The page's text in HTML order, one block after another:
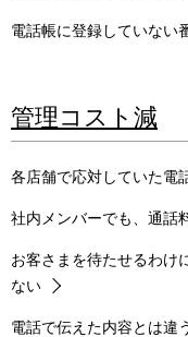
電話帳に登録していない
管理コスト減
各店舗で応対していた電
社内メンバーでも、通話
お客さまを待たせるわけ
ない
電話で伝えた内容とは違